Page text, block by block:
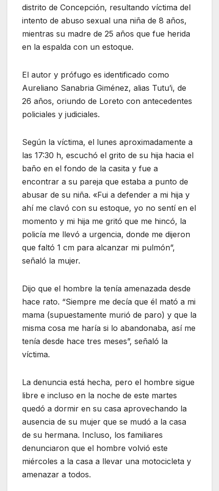
distrito de Concepción, resultando víctima del
intento de abuso sexual una niña de 8 años,
mientras su madre de 25 años que fue herida
en la espalda con un estoque.
El autor y prófugo es identificado como
Aureliano Sanabria Giménez, alias Tutu’i, de
26 años, oriundo de Loreto con antecedentes
policiales y judiciales.
Según la víctima, el lunes aproximadamente a
las 17:30 h, escuchó el grito de su hija hacia el
baño en el fondo de la casita y fue a
encontrar a su pareja que estaba a punto de
abusar de su niña. «Fui a defender a mi hija y
ahí me clavó con su estoque, yo no sentí en el
momento y mi hija me gritó que me hincó, la
policía me llevó a urgencia, donde me dijeron
que faltó 1 cm para alcanzar mi pulmón”,
señaló la mujer.
Dijo que el hombre la tenía amenazada desde
hace rato. “Siempre me decía que él mató a mi
mama (supuestamente murió de paro) y que la
misma cosa me haría si lo abandonaba, así me
tenía desde hace tres meses”, señaló la
víctima.
La denuncia está hecha, pero el hombre sigue
libre e incluso en la noche de este martes
quedó a dormir en su casa aprovechando la
ausencia de su mujer que se mudó a la casa
de su hermana. Incluso, los familiares
denunciaron que el hombre volvió este
miércoles a la casa a llevar una motocicleta y
amenazar a todos.